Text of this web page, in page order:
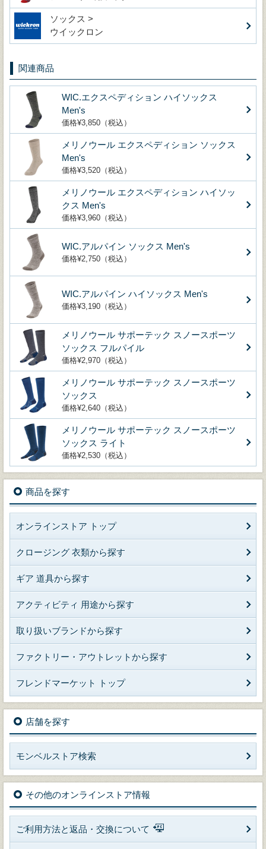
ソックス >
ウイックロン
関連商品
WIC.エクスペディション ハイソックス
Men's
価格¥3,850（税込）
メリノウール エクスペディション ソックス
Men's
価格¥3,520（税込）
メリノウール エクスペディション ハイソッ
クス Men's
価格¥3,960（税込）
WIC.アルパイン ソックス Men's
価格¥2,750（税込）
WIC.アルパイン ハイソックス Men's
価格¥3,190（税込）
メリノウール サポーテック スノースポーツ
ソックス フルパイル
価格¥2,970（税込）
メリノウール サポーテック スノースポーツ
ソックス
価格¥2,640（税込）
メリノウール サポーテック スノースポーツ
ソックス ライト
価格¥2,530（税込）
商品を探す
オンラインストア トップ
クロージング 衣類から探す
ギア 道具から探す
アクティビティ 用途から探す
取り扱いブランドから探す
ファクトリー・アウトレットから探す
フレンドマーケット トップ
店舗を探す
モンベルストア検索
その他のオンラインストア情報
ご利用方法と返品・交換について